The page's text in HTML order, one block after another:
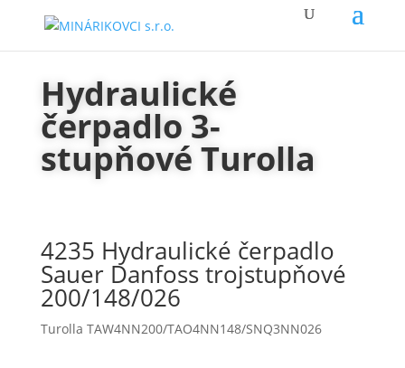
Hydraulické
čerpadlo 3-
stupňové Turolla
4235 Hydraulické čerpadlo
Sauer Danfoss trojstupňové
200/148/026
Turolla TAW4NN200/TAO4NN148/SNQ3NN026